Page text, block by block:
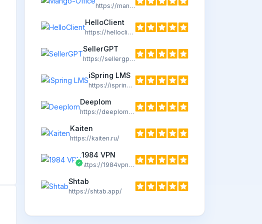
https://mango-office.ru/
HelloClient
https://helloclient.by/
SellerGPT
https://sellergpt.ru/
iSpring LMS
https://ispring.ru/
Deeplom
https://deeplom.ru/
Kaiten
https://kaiten.ru/
1984 VPN
https://1984vpn.com
Shtab
https://shtab.app/